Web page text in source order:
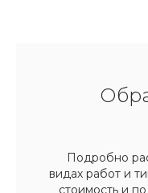
Подробно
видах работ и
стоимость и